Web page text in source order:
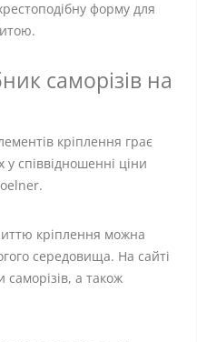
форму для
саморізів на
кріплення грає
співвідношенні ціни
кріплення можна
середовища. На сайті
саморізів, а також